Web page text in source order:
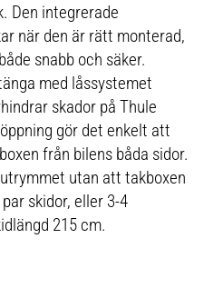
Den integrerade
när den är rätt monterad,
snabb och säker.
med låssystemet
skador på Thule
gör det enkelt att
från bilens båda sidor.
utan att takboxen
skidor, eller 3-4
215 cm.